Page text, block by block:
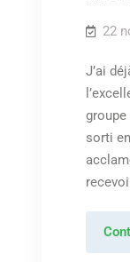
22
J’ai
groupe
sorti